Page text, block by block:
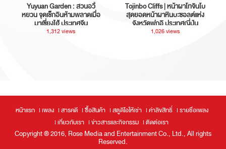
Yuyuan Garden : สวนอวี้
หยวน จุดเช็กอินห้ามพลาดเมื่อ
มาเซี่ยงไฮ้ ประเทศจีน
1,312 views
Tojinbo Cliffs | หน้าผาโทจินโบ
สุดยอดหน้าผาหินบะซอลต์แห่ง
จังหวัดฟุกุอิ ประเทศญี่ปุ่น
1,026 views
หน้าแรก เพลง สารคดี ซื้อสินค้า สตูดิโอให้เช่า ค่าลิขสิทธิ์
รายชื่อเพลง
เกี่ยวกับเรา
ข่าวสารและกิจกรรม ติดต่อเรา
Copyright ® 2016, Rose Media and Entertainment Co., Ltd., All rights
Reserved.